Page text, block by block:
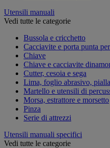
Utensili manuali
Vedi tutte le categorie
Bussola e cricchetto
Cacciavite e porta punta
Chiave
Chiave e cacciavite
Cutter, cesoia e sega
Lima, foglio abrasivo, pialla
Martello e utensili di
Morsa, estrattore e morsetto
Pinza
Serie di attrezzi
Utensili manuali specifici
Vedi tutte le categorie